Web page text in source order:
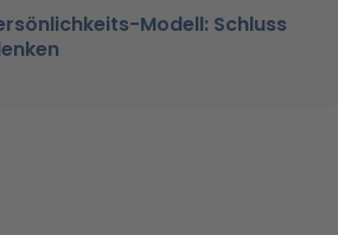
Modell: Schluss